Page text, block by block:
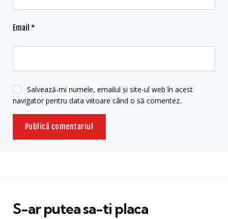
Email *
Salvează-mi numele, emailul și site-ul web în acest
navigator pentru data viitoare când o să comentez.
S-ar putea sa-ti placa